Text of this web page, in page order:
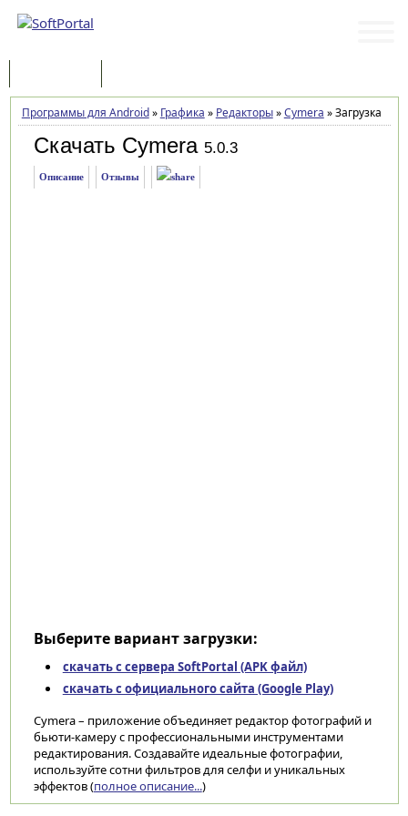
Программы для Android» Графика » Редакторы»Cymera »Загрузка
Скачать Cymera 5.0.3
Описание Отзывы
Выберите вариант загрузки:
скачать с сервера SoftPortal (APK файл)
скачать с официального сайта (Google Play)
Cymera – приложение объединяет редактор фотографий и
бьюти-камеру с профессиональными инструментами
редактирования. Создавайте идеальные фотографии,
используйте сотни фильтров для селфи и уникальных
эффектов (полное описание...)